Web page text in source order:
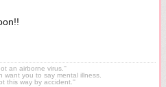
an airborne virus.''
you to say mental illness.
this way by accident.''